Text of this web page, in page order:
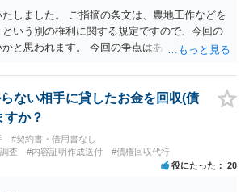
しました。 ご指摘の条文は、農地工作などを
いう別の権利に関する規定ですので、今回の
と思われます。 今回の争点はあくまで、明け
方も述べておられる通り、一般的に解除が認
も、今回は賃料未払の期間が長いですので、ご
れば、解除に基づく明渡しが認められる見込
ます。
ない相手に貸したお金を回収(債
すか？
#契約書・借用書なし
査
#内容証明作成送付 #債権回収代行
役にたった 20